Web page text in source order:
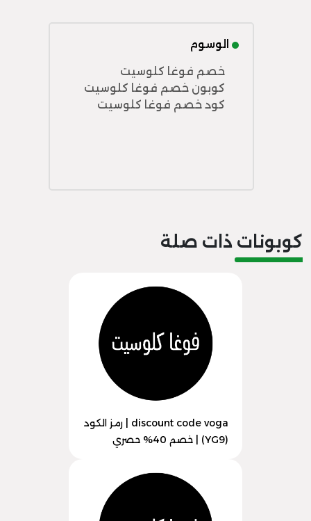
الوسوم
خصم فوغا كلوسيت
كوبون خصم فوغا كلوسيت
كود خصم فوغا كلوسيت
كوبونات ذات صلة
discount code voga | رمز الكود
(YG9) | خصم 40% حصري